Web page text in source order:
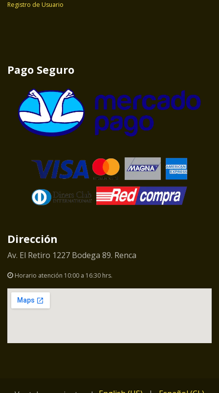
Registro de Usuario
Pago Seguro
Dirección
Av. El Retiro 1227 Bodega 89. Renca
Horario atención 10:00 a 16:30 hrs.